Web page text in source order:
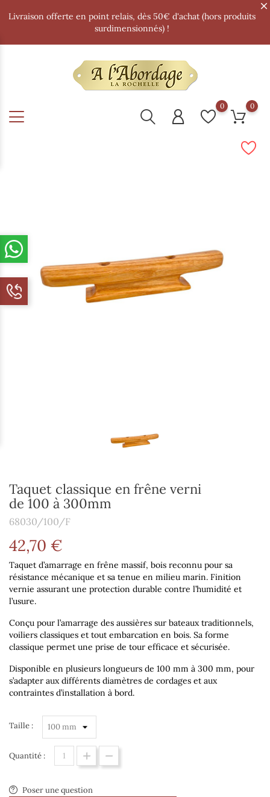
Livraison offerte en point relais, dès 50€ d'achat (hors produits
surdimensionnés) !
0 0
Taquet classique en frêne verni
de 100 à 300mm
68030/100/F
42,70 €
Taquet d’amarrage en frêne massif, bois reconnu pour sa
résistance mécanique et sa tenue en milieu marin. Finition
vernie assurant une protection durable contre l’humidité et
l’usure.
Conçu pour l’amarrage des aussières sur bateaux traditionnels,
voiliers classiques et tout embarcation en bois. Sa forme
classique permet une prise de tour efficace et sécurisée.
Disponible en plusieurs longueurs de 100 mm à 300 mm, pour
s’adapter aux différents diamètres de cordages et aux
contraintes d’installation à bord.
Taille :
Quantité :
Poser une question